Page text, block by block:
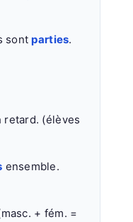
sontparties.
retard. (élèves
ensemble.
+ fém. =